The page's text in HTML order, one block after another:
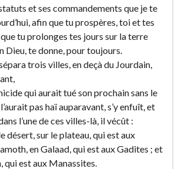
et ses commandements que je te
afin que tu prospères, toi et tes
tu prolonges tes jours sur la terre
Dieu, te donne, pour toujours.
trois villes, en deçà du Jourdain,
qui aurait tué son prochain sans le
pas haï auparavant, s’y enfuît, et
l’une de ces villes-là, il vécût :
désert, sur le plateau, qui est aux
en Galaad, qui est aux Gadites ; et
qui est aux Manassites.